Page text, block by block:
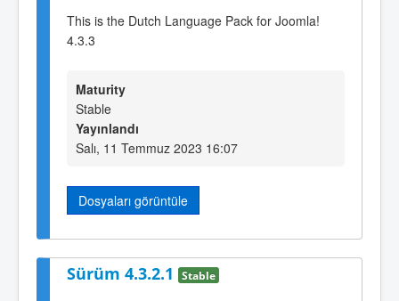
This is the Dutch Language Pack for Joomla!
4.3.3
Maturity
Stable
Yayınlandı
Salı, 11 Temmuz 2023 16:07
Dosyaları görüntüle
Sürüm 4.3.2.1 Stable